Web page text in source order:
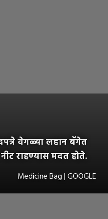
वेगळ्या लहान बॅगेत
राहण्यास मदत होते.
Medicine Bag | GOOGLE